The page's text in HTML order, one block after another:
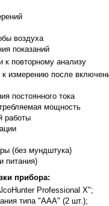
воздуха
показаний
к повторному анализу
к измерению после
постоянного тока
мощность
работы
(без мундштука)
питания)
прибора:
Professional X";
типа "AAA" (2 шт.);